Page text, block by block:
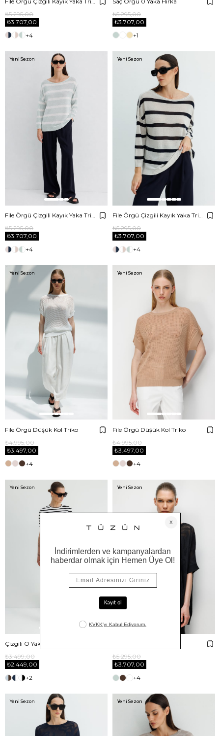
₺3.707,00
₺5.295,00
+4
₺3.707,00
₺5.295,00
+1
File Örgü Çizgili Kayık Yaka Triko
₺3.707,00
₺5.295,00
+4
Yeni Sezon
File Örgü Çizgili Kayık Yaka Triko
₺3.707,00
₺5.295,00
+4
Yeni Sezon
File Örgü Düşük Kol Triko
₺3.497,00
₺4.995,00
+4
Yeni Sezon
File Örgü Düşük Kol Triko
₺3.497,00
₺4.995,00
+4
Yeni Sezon
Çizgili O Yaka Yarım Kol Triko
₺2.449,00
₺3.499,00
+2
Yeni Sezon
₺3.707,00
₺5.295,00
+4
Yeni Sezon
Yeni Sezon Yeni Sezon